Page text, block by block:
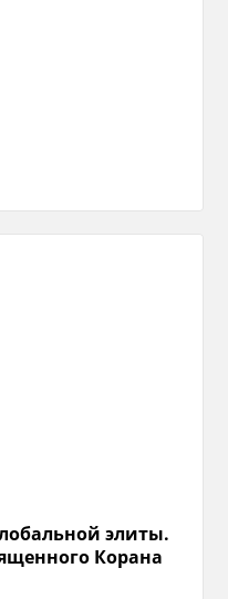
элиты.
Корана